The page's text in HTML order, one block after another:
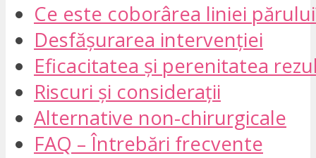
Ce este coborârea liniei
Desfășurarea intervenției
Eficacitatea și perenitatea
Riscuri și considerații
Alternative non-chirurgicale
FAQ – Întrebări frecvente